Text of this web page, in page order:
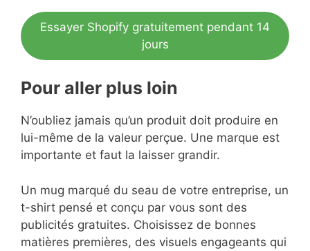
Essayer Shopify gratuitement pendant 14
jours
Pour aller plus loin
N’oubliez jamais qu’un produit doit produire en
lui-même de la valeur perçue. Une marque est
importante et faut la laisser grandir.
Un mug marqué du seau de votre entreprise, un
t-shirt pensé et conçu par vous sont des
publicités gratuites. Choisissez de bonnes
matières premières, des visuels engageants qui